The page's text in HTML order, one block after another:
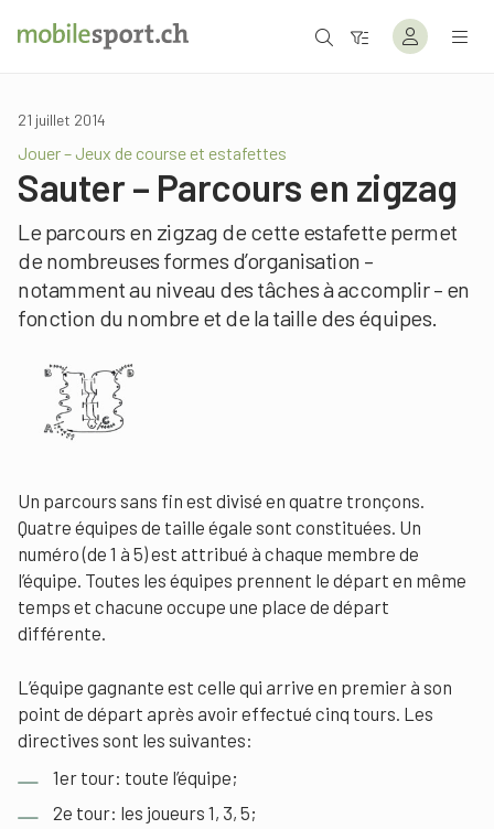
21 juillet 2014
Jouer – Jeux de course et estafettes
Sauter – Parcours en zigzag
Le parcours en zigzag de cette estafette permet
de nombreuses formes d’organisation –
notamment au niveau des tâches à accomplir – en
fonction du nombre et de la taille des équipes.
Un parcours sans fin est divisé en quatre tronçons.
Quatre équipes de taille égale sont constituées. Un
numéro (de 1 à 5) est attribué à chaque membre de
l’équipe. Toutes les équipes prennent le départ en même
temps et chacune occupe une place de départ
différente.
L’équipe gagnante est celle qui arrive en premier à son
point de départ après avoir effectué cinq tours. Les
directives sont les suivantes:
1er tour: toute l’équipe;
2e tour: les joueurs 1, 3, 5;